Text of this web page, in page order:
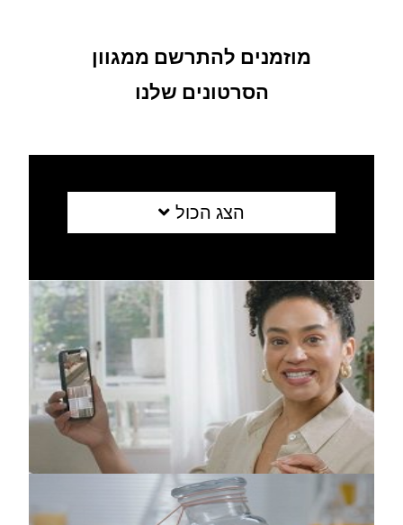
מוזמנים להתרשם ממגוון
הסרטונים שלנו
הצג הכול